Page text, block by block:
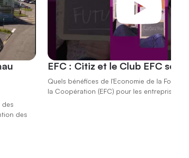
des
des
EFC : Citiz et le Club EFC se
Quels bénéfices de l'Economie de la
la Coopération (EFC) pour les entreprises ?